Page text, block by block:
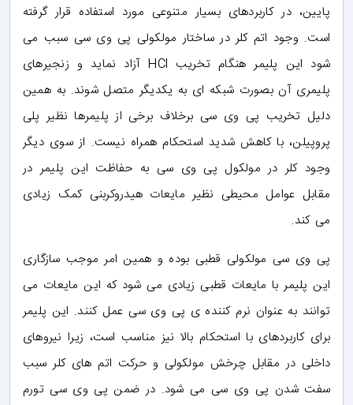
پایین، در کاربردهای بسیار متنوعی مورد استفاده قرار گرفته
است. وجود اتم کلر در ساختار مولکولی پی وی سی سبب می
شود این پلیمر هنگام تخریب HCl آزاد نماید و زنجیرهای
پلیمری آن بصورت شبکه ای به یکدیگر متصل شوند. به همین
دلیل تخریب پی وی سی برخلاف برخی از پلیمرها نظیر پلی
پروپیلن، با کاهش شدید استحکام همراه نیست. از سوی دیگر
وجود کلر در مولکول پی وی سی به حفاظت این پلیمر در
مقابل عوامل محیطی نظیر مایعات هیدروکربنی کمک زیادی
می کند.
پی وی سی مولکولی قطبی بوده و همین امر موجب سازگاری
این پلیمر با مایعات قطبی زیادی می شود که این مایعات می
توانند به عنوان نرم کننده ی پی وی سی عمل کنند. این پلیمر
برای کاربردهای با استحکام بالا نیز مناسب است، زیرا نیروهای
داخلی در مقابل چرخش مولکولی و حرکت اتم های کلر سبب
سفت شدن پی وی سی می شود. در ضمن پی وی سی تورم